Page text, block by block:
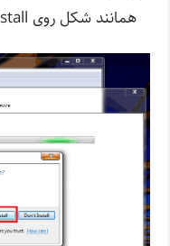
همانند شکل روی install کلیک کنید.